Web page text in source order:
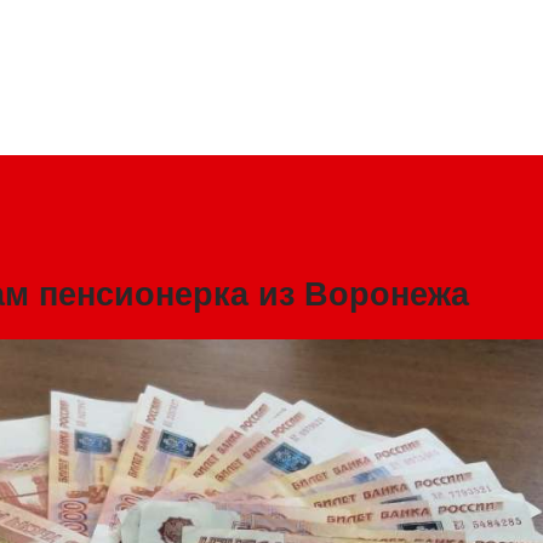
пенсионерка из Воронежа